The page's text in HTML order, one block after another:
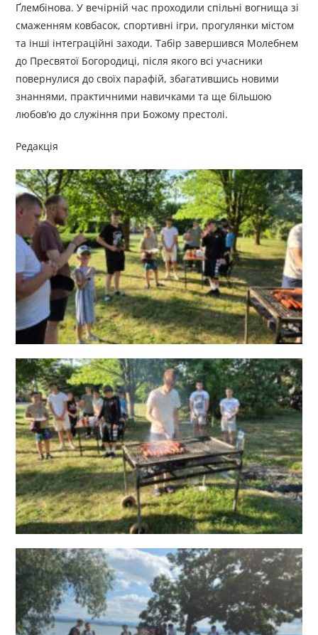
Ґлембінова. У вечірній час проходили спільні вогнища зі
смаженням ковбасок, спортивні ігри, прогулянки містом
та інші інтеграційні заходи. Табір завершився Молебнем
до Пресвятої Богородиці, після якого всі учасники
повернулися до своїх парафій, збагатившись новими
знаннями, практичними навичками та ще більшою
любов’ю до служіння при Божому престолі.
Редакція